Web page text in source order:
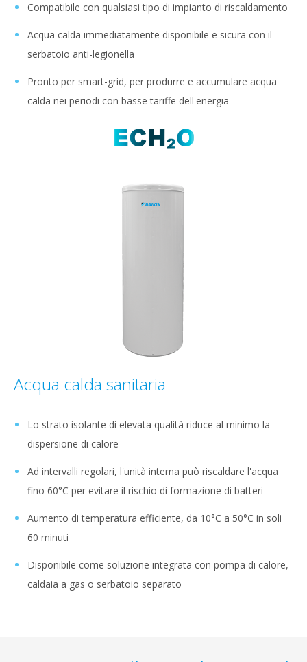
Compatibile con qualsiasi tipo di impianto di riscaldamento
Acqua calda immediatamente disponibile e sicura con il
serbatoio anti-legionella
Pronto per smart-grid, per produrre e accumulare acqua
calda nei periodi con basse tariffe dell'energia
Acqua calda sanitaria
Lo strato isolante di elevata qualità riduce al minimo la
dispersione di calore
Ad intervalli regolari, l'unità interna può riscaldare l'acqua
fino 60°C per evitare il rischio di formazione di batteri
Aumento di temperatura efficiente, da 10°C a 50°C in soli
60 minuti
Disponibile come soluzione integrata con pompa di calore,
caldaia a gas o serbatoio separato